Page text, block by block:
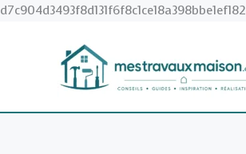
d7c904d3493f8d131f6f8c1ce18a398bbe1ef182